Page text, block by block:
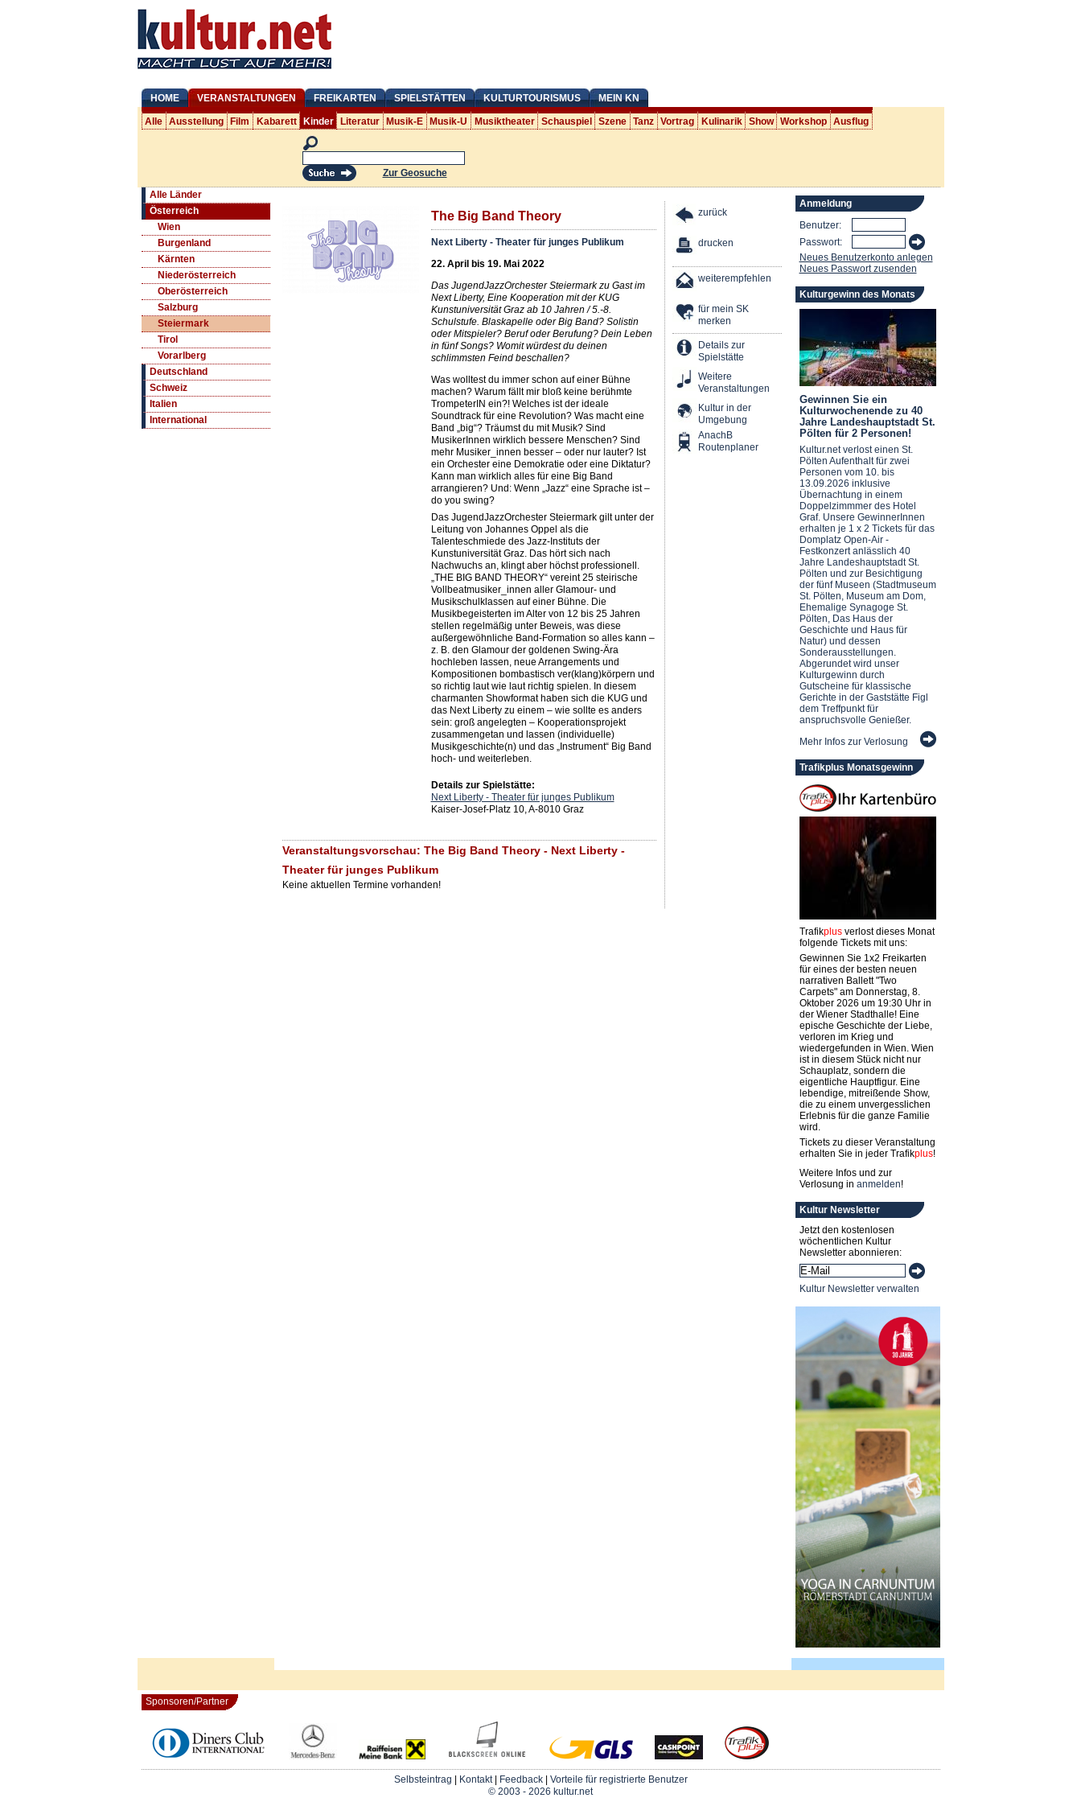
HOME VERANSTALTUNGEN FREIKARTEN SPIELSTÄTTEN KULTURTOURISMUS MEIN KN
Alle Ausstellung Film Kabarett Kinder Literatur Musik-E Musik-U Musiktheater Schauspiel Szene Tanz Vortrag Kulinarik Show Workshop Ausflug
Zur Geosuche
Alle Länder
Österreich
Wien
Burgenland
Kärnten
Niederösterreich
Oberösterreich
Salzburg
Steiermark
Tirol
Vorarlberg
Deutschland
Schweiz
Italien
International
The Big Band Theory
Next Liberty - Theater für junges Publikum
22. April bis 19. Mai 2022
Das JugendJazzOrchester Steiermark zu Gast im
Next Liberty, Eine Kooperation mit der KUG
Kunstuniversität Graz ab 10 Jahren / 5.-8.
Schulstufe. Blaskapelle oder Big Band? Solistin
oder Mitspieler? Beruf oder Berufung? Dein Leben
in fünf Songs? Womit würdest du deinen
schlimmsten Feind beschallen?
Was wolltest du immer schon auf einer Bühne
machen? Warum fällt mir bloß keine berühmte
TrompeterIN ein?! Welches ist der ideale
Soundtrack für eine Revolution? Was macht eine
Band „big“? Träumst du mit Musik? Sind
MusikerInnen wirklich bessere Menschen? Sind
mehr Musiker_innen besser – oder nur lauter? Ist
ein Orchester eine Demokratie oder eine Diktatur?
Kann man wirklich alles für eine Big Band
arrangieren? Und: Wenn „Jazz“ eine Sprache ist –
do you swing?
Das JugendJazzOrchester Steiermark gilt unter der
Leitung von Johannes Oppel als die
Talenteschmiede des Jazz-Instituts der
Kunstuniversität Graz. Das hört sich nach
Nachwuchs an, klingt aber höchst professionell.
„THE BIG BAND THEORY“ vereint 25 steirische
Vollbeatmusiker_innen aller Glamour- und
Musikschulklassen auf einer Bühne. Die
Musikbegeisterten im Alter von 12 bis 25 Jahren
stellen regelmäßig unter Beweis, was diese
außergewöhnliche Band-Formation so alles kann –
z. B. den Glamour der goldenen Swing-Ära
hochleben lassen, neue Arrangements und
Kompositionen bombastisch ver(klang)körpern und
so richtig laut wie laut richtig spielen. In diesem
charmanten Showformat haben sich die KUG und
das Next Liberty zu einem – wie sollte es anders
sein: groß angelegten – Kooperationsprojekt
zusammengetan und lassen (individuelle)
Musikgeschichte(n) und das „Instrument“ Big Band
hoch- und weiterleben.
Details zur Spielstätte:
Next Liberty - Theater für junges Publikum
Kaiser-Josef-Platz 10, A-8010 Graz
Veranstaltungsvorschau: The Big Band Theory - Next Liberty -
Theater für junges Publikum
Keine aktuellen Termine vorhanden!
zurück
drucken
weiterempfehlen
für mein SK
merken
Details zur
Spielstätte
Weitere
Veranstaltungen
Kultur in der
Umgebung
AnachB
Routenplaner
Anmeldung
Benutzer:
Passwort:
Neues Benutzerkonto anlegen
Neues Passwort zusenden
Kulturgewinn des Monats
Gewinnen Sie ein
Kulturwochenende zu 40
Jahre Landeshauptstadt St.
Pölten für 2 Personen!
Kultur.net verlost einen St.
Pölten Aufenthalt für zwei
Personen vom 10. bis
13.09.2026 inklusive
Übernachtung in einem
Doppelzimmmer des Hotel
Graf. Unsere GewinnerInnen
erhalten je 1 x 2 Tickets für das
Domplatz Open-Air -
Festkonzert anlässlich 40
Jahre Landeshauptstadt St.
Pölten und zur Besichtigung
der fünf Museen (Stadtmuseum
St. Pölten, Museum am Dom,
Ehemalige Synagoge St.
Pölten, Das Haus der
Geschichte und Haus für
Natur) und dessen
Sonderausstellungen.
Abgerundet wird unser
Kulturgewinn durch
Gutscheine für klassische
Gerichte in der Gaststätte Figl
dem Treffpunkt für
anspruchsvolle Genießer.
Mehr Infos zur Verlosung
Trafikplus Monatsgewinn
Trafikplusverlost dieses Monat
folgende Tickets mit uns:
Gewinnen Sie 1x2 Freikarten
für eines der besten neuen
narrativen Ballett "Two
Carpets" am Donnerstag, 8.
Oktober 2026 um 19:30 Uhr in
der Wiener Stadthalle! Eine
epische Geschichte der Liebe,
verloren im Krieg und
wiedergefunden in Wien. Wien
ist in diesem Stück nicht nur
Schauplatz, sondern die
eigentliche Hauptfigur. Eine
lebendige, mitreißende Show,
die zu einem unvergesslichen
Erlebnis für die ganze Familie
wird.
Tickets zu dieser Veranstaltung
erhalten Sie in jeder Trafikplus!
Weitere Infos und zur
Verlosung in anmelden!
Kultur Newsletter
Jetzt den kostenlosen
wöchentlichen Kultur
Newsletter abonnieren:
Kultur Newsletter verwalten
Sponsoren/Partner
Selbsteintrag Kontakt| Feedback| Vorteile für registrierte Benutzer
© 2003 - 2026 kultur.net